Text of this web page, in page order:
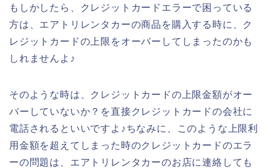
もしかしたら、クレジットカードエラーで困っている
方は、エアトリレンタカーの商品を購入する時に、ク
レジットカードの上限をオーバーしてしまったのかも
しれませんよ♪
そのような時は、クレジットカードの上限金額がオー
バーしていないか？を直接クレジットカードの会社に
電話されるといいですよ♪ちなみに、このような上限利
用金額を超えてしまった時のクレジットカードのエラ
ーの問題は、エアトリレンタカーのお店に連絡しても